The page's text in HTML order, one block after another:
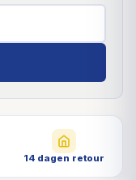
14 dagen retour